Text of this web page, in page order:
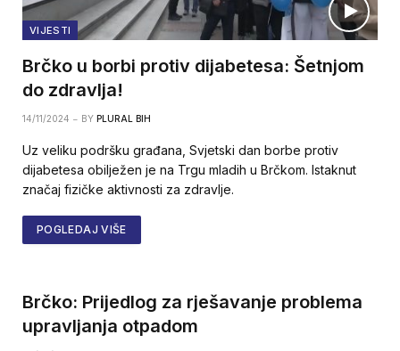
VIJESTI
Brčko u borbi protiv dijabetesa: Šetnjom
do zdravlja!
14/11/2024 BY PLURAL BIH
Uz veliku podršku građana, Svjetski dan borbe protiv
dijabetesa obilježen je na Trgu mladih u Brčkom. Istaknut
značaj fizičke aktivnosti za zdravlje.
POGLEDAJ VIŠE
Brčko: Prijedlog za rješavanje problema
upravljanja otpadom